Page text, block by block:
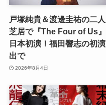
戸塚純貴＆渡邊圭祐の二人
芝居で『The Four of Us』
日本初演！福田響志の初演
出で
2026年8月4日